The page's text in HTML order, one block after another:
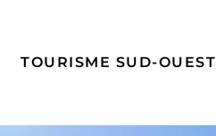
TOURISME SUD-OUEST